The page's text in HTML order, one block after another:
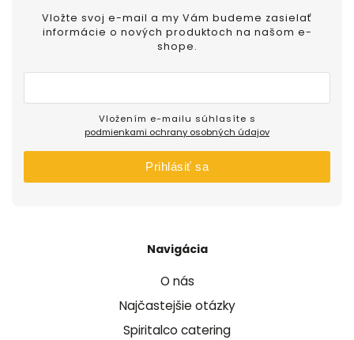
Navigácia
O nás
Najčastejšie otázky
Spiritalco catering
Vložte svoj e-mail a my Vám budeme zasielať
informácie o nových produktoch na našom e-
shope.
podmienkami ochrany osobných údajov
Prihlásiť sa